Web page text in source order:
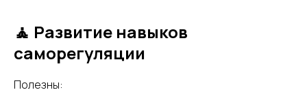
🧘 Развитие навыков
саморегуляции
Полезны: